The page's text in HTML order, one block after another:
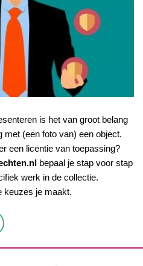
is het van groot belang
met (een foto van) een object.
een licentie van toepassing?
bepaal je stap voor stap
werk in de collectie.
keuzes je maakt.